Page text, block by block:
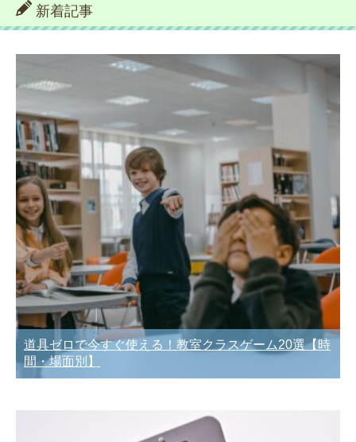
新着記事
道具ゼロで今すぐ使える！教室クラスゲーム20選【時
間・場面別】